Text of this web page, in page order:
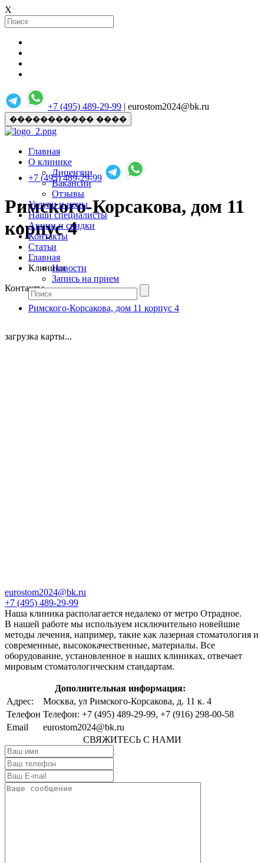
X
+7 (495) 489-29-99 | eurostom2024@bk.ru
����������� ����
Главная
О клинике
Лицензии
Вакансии
Отзывы
Услуги и цены
Наши специалисты
Акции и скидки
Контакты
Статьи
...
Новости
Запись на прием
+7 (495) 489-29-99
Римского-Корсакова, дом 11
корпус 4
Главная
Клиники
Контакты
Римского-Корсакова, дом 11 корпус 4
загрузка карты...
eurostom2024@bk.ru
+7 (495) 489-29-99
Наша клиника располагается недалеко от метро Отрадное.
В нашей работе мы используем исключительно новейшие
методы лечения, например, такие как лазерная стоматология и
современные, высококачественные, материалы. Все
оборудование, установленное в наших клиниках, отвечает
мировым стоматологическим стандартам.
Дополнительная информация:
Адрес:
Москва, ул Римского-Корсакова, д. 11 к. 4
Телефон Телефон: +7 (495) 489-29-99, +7 (916) 298-00-58
Email
eurostom2024@bk.ru
СВЯЖИТЕСЬ С НАМИ